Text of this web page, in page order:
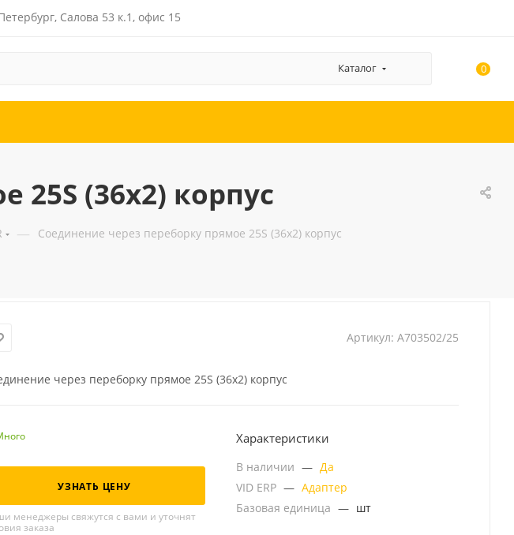
Салова 53 к.1, офис 15
Каталог 0
25S (36x2) корпус
— Соединение через переборку прямое 25S (36x2) корпус
Артикул: A703502/25
через переборку прямое 25S (36x2) корпус
УЗНАТЬ ЦЕНУ
менеджеры свяжутся с вами и уточнят
заказа
Характеристики
В наличии — Да
VID ERP — Адаптер
Базовая единица — шт